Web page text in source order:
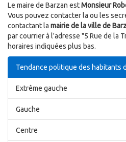
Le maire de Barzan estMonsieur
Vous pouvez contacter la ou les
contactant la mairie de la ville de
par courrier à l'adresse "5 Rue de la
horaires indiquées plus bas.
Tendance politique des habitants
Extrême gauche
Gauche
Centre